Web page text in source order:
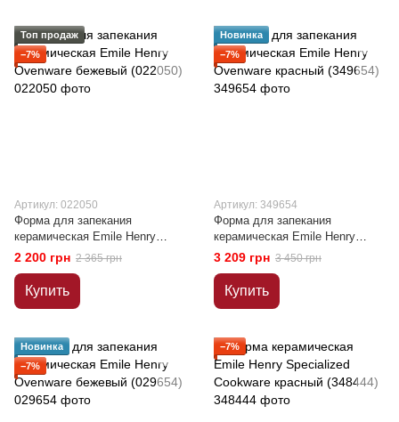
Топ продаж
−7%
Артикул: 022050
Форма для запекания
керамическая Emile Henry
Ovenware бежевый (022050)
2 200 грн 2 365 грн
Купить
Новинка
−7%
Артикул: 349654
Форма для запекания
керамическая Emile Henry
Ovenware красный (349654)
3 209 грн 3 450 грн
Купить
Новинка
−7%
−7%